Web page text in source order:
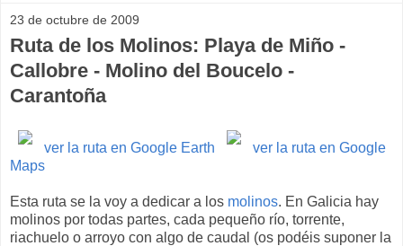
23 de octubre de 2009
Ruta de los Molinos: Playa de Miño -
Callobre - Molino del Boucelo -
Carantoña
ver la ruta en Google Earth
ver la ruta en Google
Maps
Esta ruta se la voy a dedicar a los molinos. En Galicia hay
molinos por todas partes, cada pequeño río, torrente,
riachuelo o arroyo con algo de caudal (os podéis suponer la